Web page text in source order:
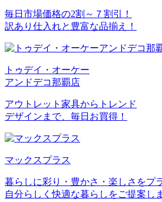
毎日市場価格の2割～７割引！
訳あり仕入れと豊富な品揃え！
トゥデイ・オーケー
アンドデコ那覇店
アウトレット家具からトレンド
デザインまで、毎日お買得！
マックスプラス
暮らしに彩り・豊かさ・楽しさをプ
自分らしく快適な暮らしをご提案し